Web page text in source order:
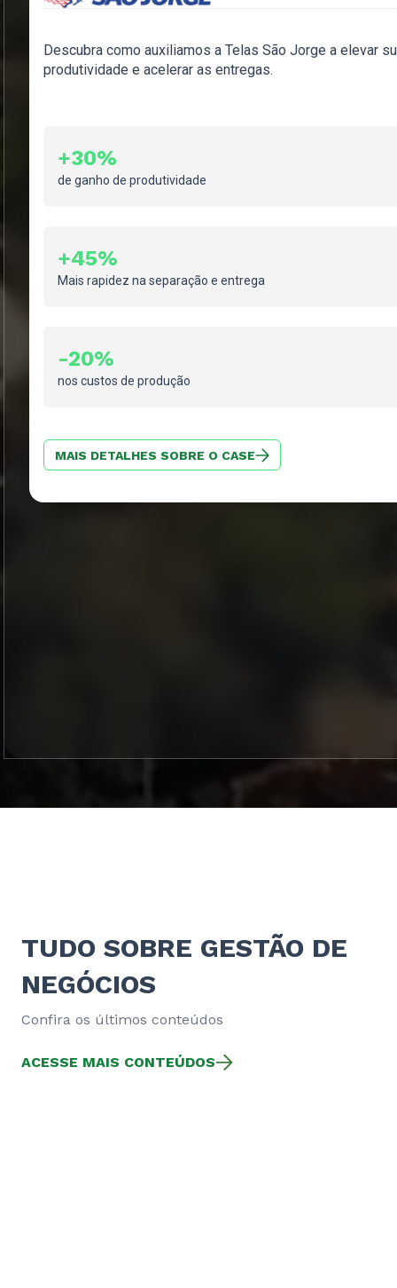
Descubra como auxiliamos a Telas São Jorge a elevar
produtividade e acelerar as entregas.
+30%
de ganho de produtividade
+45%
Mais rapidez na separação e entrega
-20%
nos custos de produção
MAIS DETALHES SOBRE O CASE
A Pará Cabos é referência no uso das soluções Sankhya
alavancar seus resultados. Alguns números que
+300%
de aumento no faturamento
+Dados
e inteligência na gestão do estoque
-Perdas
e redução de inconsistências no inventário
MAIS DETALHES SOBRE O CASE
TUDO SOBRE GESTÃO DE
NEGÓCIOS
Confira os últimos conteúdos
ACESSE MAIS CONTEÚDOS